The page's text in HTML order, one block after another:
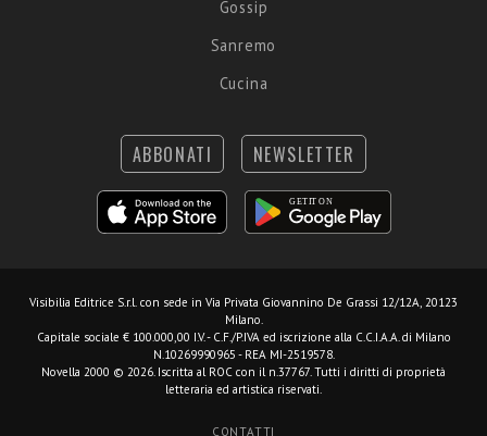
Gossip
Sanremo
Cucina
ABBONATI NEWSLETTER
Visibilia Editrice S.r.l. con sede in Via Privata Giovannino De Grassi 12/12A, 20123
Milano.
Capitale sociale € 100.000,00 I.V. - C.F./P.IVA ed iscrizione alla C.C.I.A.A. di Milano
N.10269990965 - REA MI-2519578.
Novella 2000 © 2026. Iscritta al ROC con il n.37767. Tutti i diritti di proprietà
letteraria ed artistica riservati.
CONTATTI